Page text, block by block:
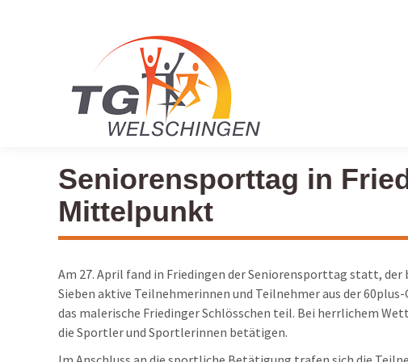
Seniorensporttag in
Mittelpunkt
Am 27. April fand in Friedingen der Seniorensporttag statt,
Sieben aktive Teilnehmerinnen und Teilnehmer aus der
das malerische Friedinger Schlösschen teil. Bei herrlichem
die Sportler und Sportlerinnen betätigen.